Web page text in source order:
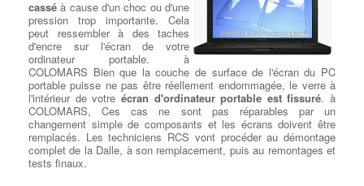
Bien qu'il n'offre pas le même niveau de performances
graphiques, le Lenovo Yoga 920 est une alternative beaucoup
plus abordable au Surface Book 2. Pour ceux qui recherchent de
la valeur plutôt qu'un écran détachable, le Lenovo Yoga 920 a
beaucoup à offrir. Le design, par exemple, est moins prononcé et
possède la subtilité d'un Ultrabook plus traditionnel. En
attendant, il est mince et puissant à la fois.
Choisir sa nouvelle carte
graphique à COLOMARS: Le
jeu, les traitements vidéo et la
conception 3D sont les tâches
graphiques les plus intensives
casséà cause d'un choc ou d'une
pression trop importante. Cela
peut ressembler à des taches
d'encre sur l'écran de votre
ordinateur portable. à
COLOMARS Bien que la couche de surface de l'écran du PC
portable puisse ne pas être réellement endommagée, le verre à
l'intérieur de votre écran d'ordinateur portable est fissuré. à
COLOMARS, Ces cas ne sont pas réparables par un
changement simple de composants et les écrans doivent être
remplacés. Les techniciens RCS vont procéder au démontage
complet de la Dalle, à son remplacement, puis au remontages et
tests finaux.